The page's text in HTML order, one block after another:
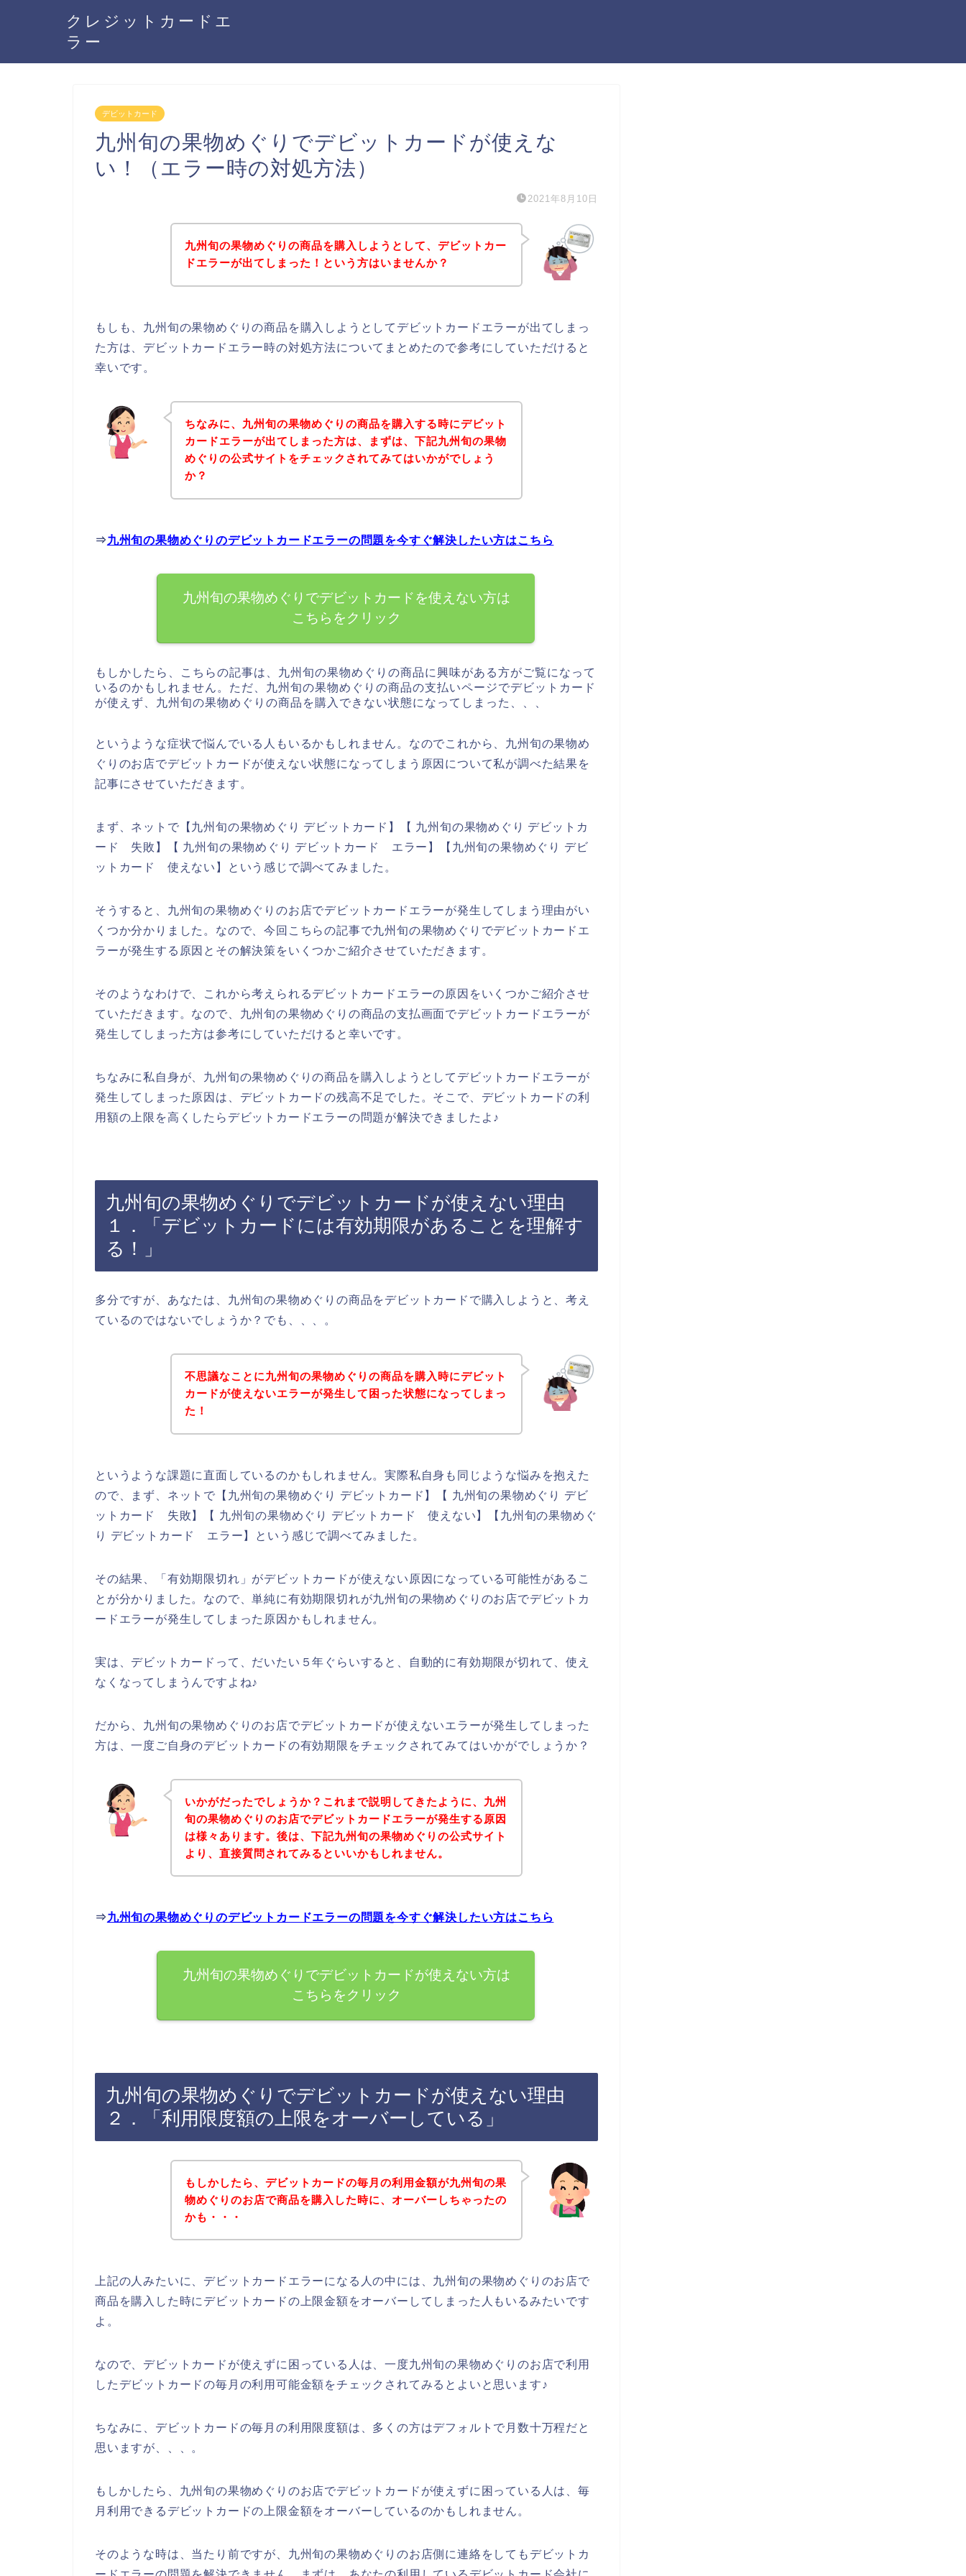
クレジットカードエ
ラー
デビットカード
九州旬の果物めぐりでデビットカードが使えな
い！（エラー時の対処方法）
2021年8月10日
九州旬の果物めぐりの商品を購入しようとして、デビットカー
ドエラーが出てしまった！という方はいませんか？
もしも、九州旬の果物めぐりの商品を購入しようとしてデビットカードエラーが出てしまっ
た方は、デビットカードエラー時の対処方法についてまとめたので参考にしていただけると
幸いです。
ちなみに、九州旬の果物めぐりの商品を購入する時にデビット
カードエラーが出てしまった方は、まずは、下記九州旬の果物
めぐりの公式サイトをチェックされてみてはいかがでしょう
か？
⇒九州旬の果物めぐりのデビットカードエラーの問題を今すぐ解決したい方はこちら
九州旬の果物めぐりでデビットカードを使えない方は
こちらをクリック
もしかしたら、こちらの記事は、九州旬の果物めぐりの商品に興味がある方がご覧になって
いるのかもしれません。ただ、九州旬の果物めぐりの商品の支払いページでデビットカード
が使えず、九州旬の果物めぐりの商品を購入できない状態になってしまった、、、
というような症状で悩んでいる人もいるかもしれません。なのでこれから、九州旬の果物め
ぐりのお店でデビットカードが使えない状態になってしまう原因について私が調べた結果を
記事にさせていただきます。
まず、ネットで【九州旬の果物めぐり デビットカード】【 九州旬の果物めぐり デビットカ
ード 失敗】【 九州旬の果物めぐり デビットカード エラー】【九州旬の果物めぐり デビ
ットカード 使えない】という感じで調べてみました。
そうすると、九州旬の果物めぐりのお店でデビットカードエラーが発生してしまう理由がい
くつか分かりました。なので、今回こちらの記事で九州旬の果物めぐりでデビットカードエ
ラーが発生する原因とその解決策をいくつかご紹介させていただきます。
そのようなわけで、これから考えられるデビットカードエラーの原因をいくつかご紹介させ
ていただきます。なので、九州旬の果物めぐりの商品の支払画面でデビットカードエラーが
発生してしまった方は参考にしていただけると幸いです。
ちなみに私自身が、九州旬の果物めぐりの商品を購入しようとしてデビットカードエラーが
発生してしまった原因は、デビットカードの残高不足でした。そこで、デビットカードの利
用額の上限を高くしたらデビットカードエラーの問題が解決できましたよ♪
九州旬の果物めぐりでデビットカードが使えない理由
１．「デビットカードには有効期限があることを理解す
る！」
多分ですが、あなたは、九州旬の果物めぐりの商品をデビットカードで購入しようと、考え
ているのではないでしょうか？でも、、、。
不思議なことに九州旬の果物めぐりの商品を購入時にデビット
カードが使えないエラーが発生して困った状態になってしまっ
た！
というような課題に直面しているのかもしれません。実際私自身も同じような悩みを抱えた
ので、まず、ネットで【九州旬の果物めぐり デビットカード】【 九州旬の果物めぐり デビ
ットカード 失敗】【 九州旬の果物めぐり デビットカード 使えない】【九州旬の果物めぐ
り デビットカード エラー】という感じで調べてみました。
その結果、「有効期限切れ」がデビットカードが使えない原因になっている可能性があるこ
とが分かりました。なので、単純に有効期限切れが九州旬の果物めぐりのお店でデビットカ
ードエラーが発生してしまった原因かもしれません。
実は、デビットカードって、だいたい５年ぐらいすると、自動的に有効期限が切れて、使え
なくなってしまうんですよね♪
だから、九州旬の果物めぐりのお店でデビットカードが使えないエラーが発生してしまった
方は、一度ご自身のデビットカードの有効期限をチェックされてみてはいかがでしょうか？
いかがだったでしょうか？これまで説明してきたように、九州
旬の果物めぐりのお店でデビットカードエラーが発生する原因
は様々あります。後は、下記九州旬の果物めぐりの公式サイト
より、直接質問されてみるといいかもしれません。
⇒九州旬の果物めぐりのデビットカードエラーの問題を今すぐ解決したい方はこちら
九州旬の果物めぐりでデビットカードが使えない方は
こちらをクリック
九州旬の果物めぐりでデビットカードが使えない理由
２．「利用限度額の上限をオーバーしている」
もしかしたら、デビットカードの毎月の利用金額が九州旬の果
物めぐりのお店で商品を購入した時に、オーバーしちゃったの
かも・・・
上記の人みたいに、デビットカードエラーになる人の中には、九州旬の果物めぐりのお店で
商品を購入した時にデビットカードの上限金額をオーバーしてしまった人もいるみたいです
よ。
なので、デビットカードが使えずに困っている人は、一度九州旬の果物めぐりのお店で利用
したデビットカードの毎月の利用可能金額をチェックされてみるとよいと思います♪
ちなみに、デビットカードの毎月の利用限度額は、多くの方はデフォルトで月数十万程だと
思いますが、、、。
もしかしたら、九州旬の果物めぐりのお店でデビットカードが使えずに困っている人は、毎
月利用できるデビットカードの上限金額をオーバーしているのかもしれません。
そのような時は、当たり前ですが、九州旬の果物めぐりのお店側に連絡をしてもデビットカ